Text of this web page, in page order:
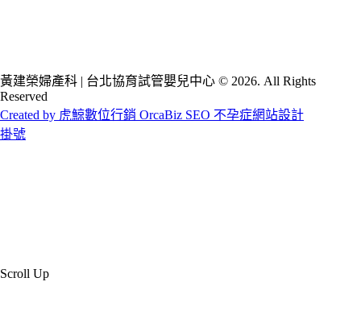
黃建榮婦產科 | 台北協育試管嬰兒中心 © 2026. All Rights
Reserved
Created by 虎鯨數位行銷 OrcaBiz SEO 不孕症網站設計
掛號
Scroll Up